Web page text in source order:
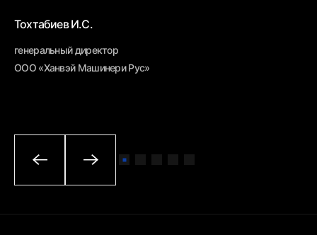
Тохтабиев И.С.
генеральный директор
ООО «Ханвэй Машинери Рус»